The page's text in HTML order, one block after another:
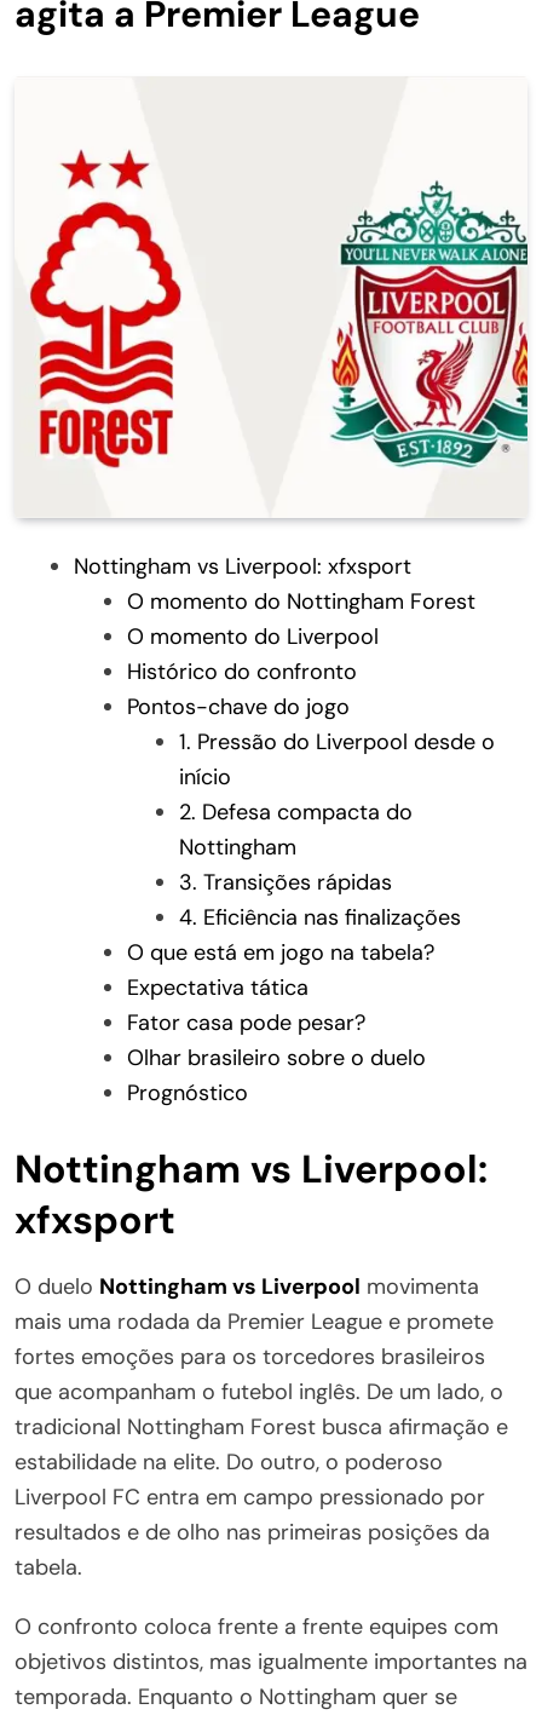
agita a Premier League
Nottingham vs Liverpool: xfxsport
O momento do Nottingham Forest
O momento do Liverpool
Histórico do confronto
Pontos-chave do jogo
1. Pressão do Liverpool desde o
início
2. Defesa compacta do
Nottingham
3. Transições rápidas
4. Eficiência nas finalizações
O que está em jogo na tabela?
Expectativa tática
Fator casa pode pesar?
Olhar brasileiro sobre o duelo
Prognóstico
Nottingham vs Liverpool:
xfxsport
O duelo Nottingham vs Liverpool movimenta
mais uma rodada da Premier League e promete
fortes emoções para os torcedores brasileiros
que acompanham o futebol inglês. De um lado, o
tradicional Nottingham Forest busca afirmação e
estabilidade na elite. Do outro, o poderoso
Liverpool FC entra em campo pressionado por
resultados e de olho nas primeiras posições da
tabela.
O confronto coloca frente a frente equipes com
objetivos distintos, mas igualmente importantes na
temporada. Enquanto o Nottingham quer se